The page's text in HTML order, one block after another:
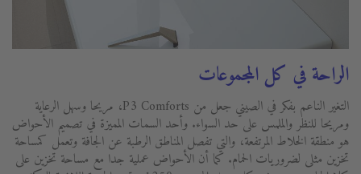
الراحة في كل المجموعات
التغير الناعم بفكر في الصيني جعل من P3 Comforts، مريحا وسهل الرعاية
ومريحا للنظر والملمس على حد السواء. وأحد السمات المميزة في تصميم الأحواض
هو منطقة الخلاط المرتفعة، والتي تفصل المناطق الرطبة عن الجافة وتعمل كمساحة
تخزين مثلى لضروريات الحمام. كما أن الأحواض عملية جدا مع مساحة تخزين على